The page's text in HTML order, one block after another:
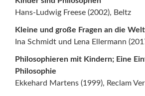
Hans-Ludwig Freese (2002), Beltz
Kleine und große Fragen an die Welt
Ina Schmidt und Lena Ellermann
Philosophieren mit Kindern; Eine
Philosophie
Ekkehard Martens (1999), Reclam